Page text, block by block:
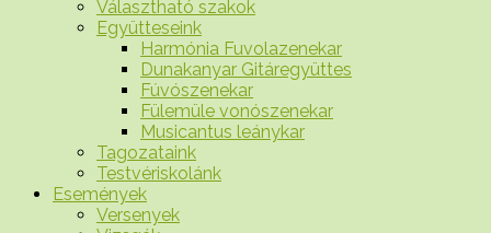
Választható szakok
Együtteseink
Harmónia Fuvolazenekar
Dunakanyar Gitáregyüttes
Fúvószenekar
Fülemüle vonószenekar
Musicantus leánykar
Tagozataink
Testvériskolánk
Események
Versenyek